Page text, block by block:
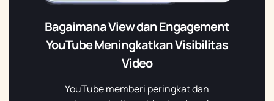
Bagaimana View dan Engagement
YouTube Meningkatkan Visibilitas
Video
YouTube memberi peringkat dan